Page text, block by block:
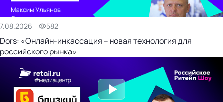
7.08.2026 582
Dors: «Онлайн-инкассация – новая технология для
российского рынка»